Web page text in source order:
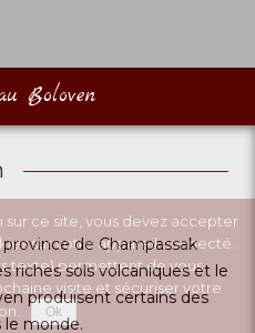
Boloven
de Champassak
riches sols volcaniques et le
produisent certains des
le monde.
sur ce site, vous devez accepter
sur votre appareil connecté.
texte) permettent de vous
visite et sécuriser votre
Ok